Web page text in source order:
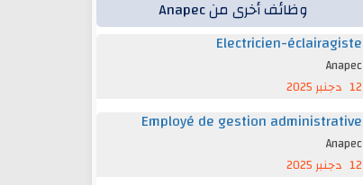
وظائف أخرى من Anapec
Electricien-éclairagiste
Anapec
12 دجنبر 2025
Employé de gestion administrative
Anapec
12 دجنبر 2025